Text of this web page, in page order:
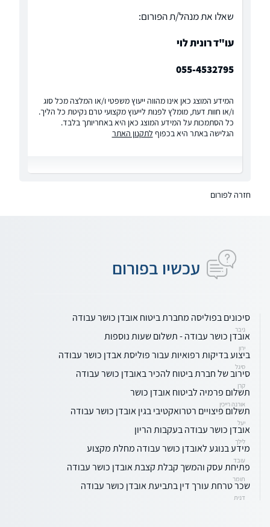
שאלו את מנהל/ת הפורום:
עו"ד רונית לוי
055-4532795
המידע המוצג כאן אינו מהווה ייעוץ משפטי ו/או המלצה מכל סוג
ו/או חוות דעת, מומלץ לפנות לייעוץ מקצועי טרם נקיטת כל הליך.
כל הסתמכות על המידע המוצג כאן היא באחריותך בלבד.
הגלישה באתר היא בכפוף לתקנון האתר
חזרה לפורום
עכשיו בפורום
סיכונים בפוליסה מחברת ביטוח אובדן כושר עבודה
ניבר
אובדן כושר עבודה - תשלום שעות נוספות
ירון
ביצוע בדיקות רפואיות עבור פוליסת אבדן כושר עבודה
סיגל
סירוב של חברת ביטוח להכיר באובדן כושר עבודה
קרן
תשלום פרמיה לביטוח אובדן כושר
אורנה רייכין
תשלום פיצויים רטרואקטיבי בגין אובדן כושר עבודה
יעל
אובדן כושר עבודה בעקבות הריון
לילך
מידע בנוגע לאובדן כושר עבודה מחלת מקצוע
עובד
פתיחת עסק והמשך קבלת קצבת אובדן כושר עבודה
תומר
שכר טרחת עורך דין בתביעת אובדן כושר עבודה
דנית